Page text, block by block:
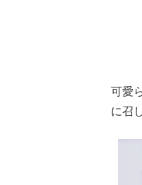
可愛
に召